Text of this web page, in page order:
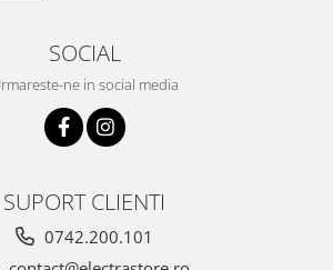
SOCIAL
ne in social media
SUPORT CLIENTI
0742.200.101